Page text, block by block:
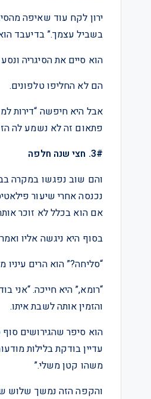
ירון לקח עוד שאיפה
בשביל עצמך.” בדיעבד
הוא סיים את הסיגריה
הם לא החליפו טלפונים.
אבל היא חיפשה “דירות
פתאום זה לא נשמע לה
3#. חצי שנה חלפה
והם שוב נפגשו במקרה
נכנסה אחרי שיעור
אם הוא בכלל לא זוכר
בסוף היא ניגשה אליו
“סליחה?” הוא הרים עיניו
“רומא,” היא חייכה. “אני
והזמין אותה לשבת איתו.
הוא סיפר שהגירושים
עדיין בודקת בלילות
משהו קטן משלי.”
והקפה הזה נמשך שלוש